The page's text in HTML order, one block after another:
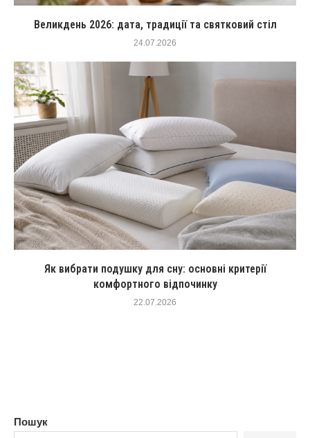
Великдень 2026: дата, традиції та святковий стіл
24.07.2026
Як вибрати подушку для сну: основні критерії
комфортного відпочинку
22.07.2026
Пошук